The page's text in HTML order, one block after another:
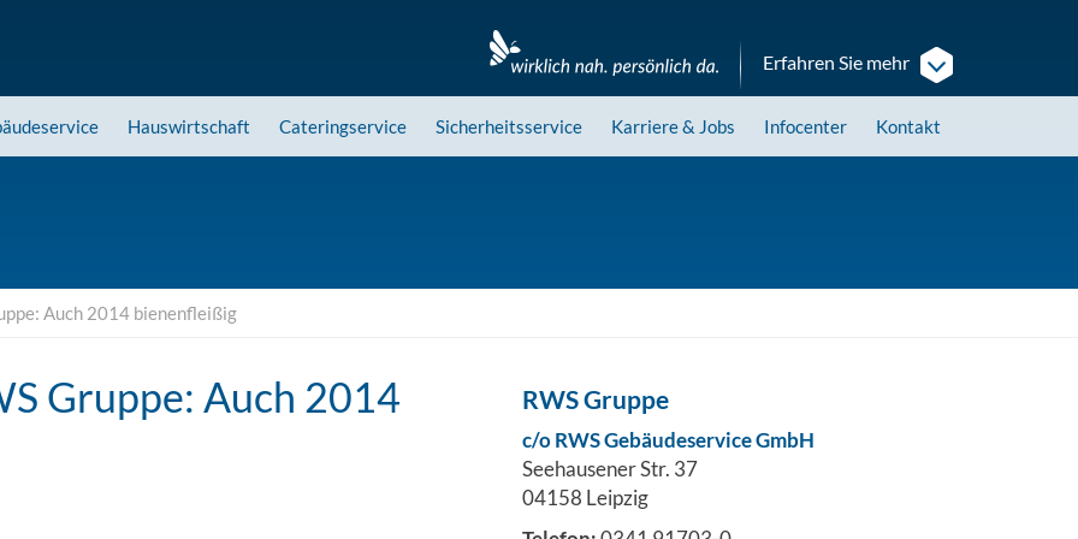
Erfahren Sie mehr
Hauswirtschaft Cateringservice Sicherheitsservice Karriere& Jobs Infocenter Kontakt
Auch 2014 bienenfleißig
Gruppe: Auch 2014
RWS Gruppe
c/o RWS Gebäudeservice GmbH
Seehausener Str. 37
04158 Leipzig